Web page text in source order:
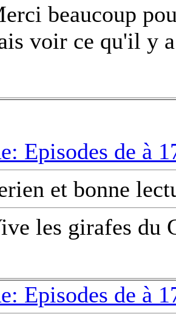
beaucoup
voir ce qu'il y
Episodes de à
et bonne
les girafes du
Episodes de à